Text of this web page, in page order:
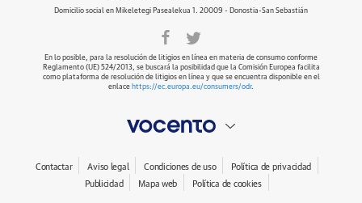
Domicilio social en Mikeletegi Pasealekua 1. 20009 - Donostia-San Sebastián
En lo posible, para la resolución de litigios en línea en materia de consumo conforme
Reglamento (UE) 524/2013, se buscará la posibilidad que la Comisión Europea facilita
como plataforma de resolución de litigios en línea y que se encuentra disponible en el
enlace https://ec.europa.eu/consumers/odr.
Contactar Aviso legal Condiciones de uso
Política de privacidad
Publicidad
Mapa web Política de cookies